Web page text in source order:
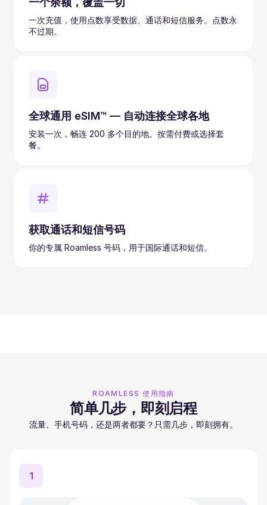
一次充值，使用点数享受数据、通话和短信服务。点数永
不过期。
全球通用 eSIM™ — 自动连接全球各地
安装一次，畅连 200 多个目的地。按需付费或选择套
餐。
获取通话和短信号码
你的专属 Roamless 号码，用于国际通话和短信。
ROAMLESS 使用指南
简单几步，即刻启程
流量、手机号码，还是两者都要？只需几步，即刻拥有。
1